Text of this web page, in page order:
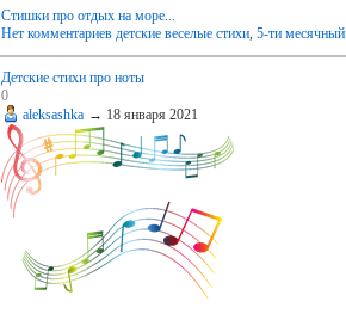
Стишки про отдых на море...
Нет комментариев детские веселые стихи,5-ти месячный
Детские стихи про ноты
0
aleksashka → 18 января 2021